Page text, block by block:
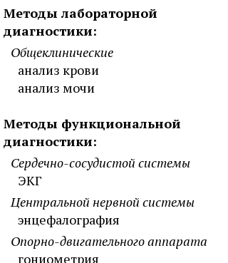
Методы лабораторной
диагностики:
Общеклинические
анализ крови
анализ мочи
Методы функциональной
диагностики:
Сердечно-сосудистой системы
ЭКГ
Центральной нервной системы
энцефалография
Опорно-двигательного аппарата
гониометрия